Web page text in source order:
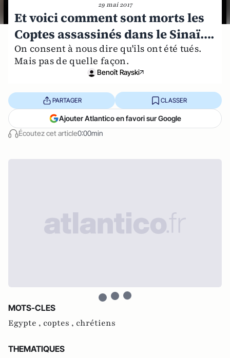
29 mai 2017
Et voici comment sont morts les
Coptes assassinés dans le Sinaï….
On consent à nous dire qu'ils ont été tués.
Mais pas de quelle façon.
Benoît Rayski
Écoutez cet article0:00min
PARTAGER CLASSER
Ajouter Atlantico en favori sur Google
MOTS-CLES
Egypte , coptes , chrétiens
THEMATIQUES